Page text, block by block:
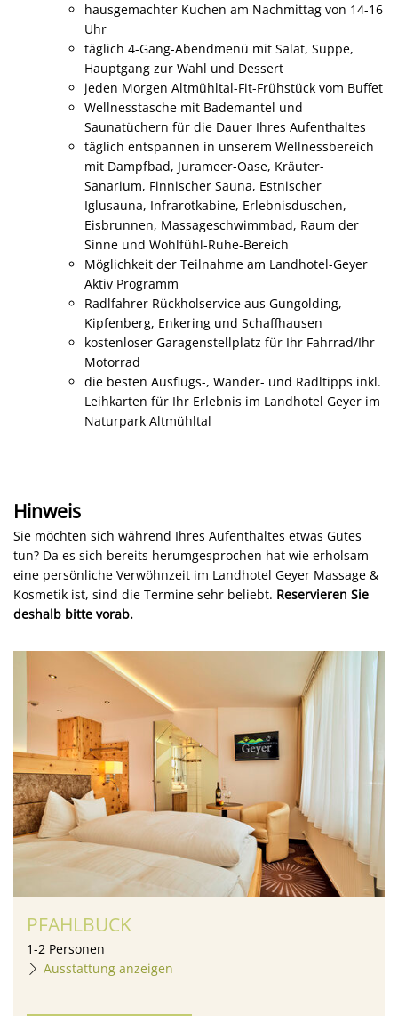
hausgemachter Kuchen am Nachmittag von 14-16
Uhr
täglich 4-Gang-Abendmenü mit Salat, Suppe,
Hauptgang zur Wahl und Dessert
jeden Morgen Altmühltal-Fit-Frühstück vom Buffet
Wellnesstasche mit Bademantel und
Saunatüchern für die Dauer Ihres Aufenthaltes
täglich entspannen in unserem Wellnessbereich
mit Dampfbad, Jurameer-Oase, Kräuter-
Sanarium, Finnischer Sauna, Estnischer
Iglusauna, Infrarotkabine, Erlebnisduschen,
Eisbrunnen, Massageschwimmbad, Raum der
Sinne und Wohlfühl-Ruhe-Bereich
Möglichkeit der Teilnahme am Landhotel-Geyer
Aktiv Programm
Radlfahrer Rückholservice aus Gungolding,
Kipfenberg, Enkering und Schaffhausen
kostenloser Garagenstellplatz für Ihr Fahrrad/Ihr
Motorrad
die besten Ausflugs-, Wander- und Radltipps inkl.
Leihkarten für Ihr Erlebnis im Landhotel Geyer im
Naturpark Altmühltal
Hinweis
Sie möchten sich während Ihres Aufenthaltes etwas Gutes
tun? Da es sich bereits herumgesprochen hat wie erholsam
eine persönliche Verwöhnzeit im Landhotel Geyer Massage &
Kosmetik ist, sind die Termine sehr beliebt. Reservieren Sie
deshalb bitte vorab.
PFAHLBUCK
1-2 Personen
Ausstattung anzeigen